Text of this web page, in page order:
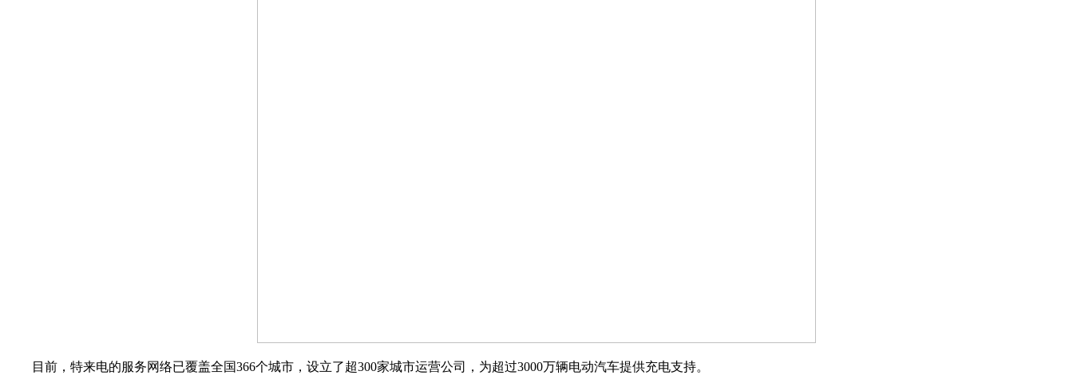
目前，特来电的服务网络已覆盖全国366个城市，设立了超300家城市运营公司，为超过3000万辆电动汽车提供充电支持。